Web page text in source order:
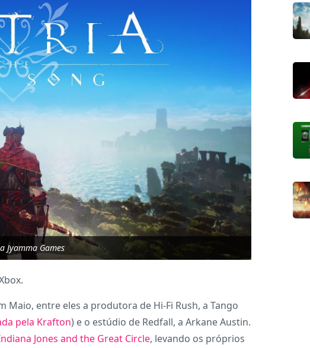
Jyamma Games
entre eles a produtora de Hi-Fi Rush, a Tango
pela Krafton) e o estúdio de Redfall, a Arkane Austin.
Jones and the Great Circle, levando os próprios